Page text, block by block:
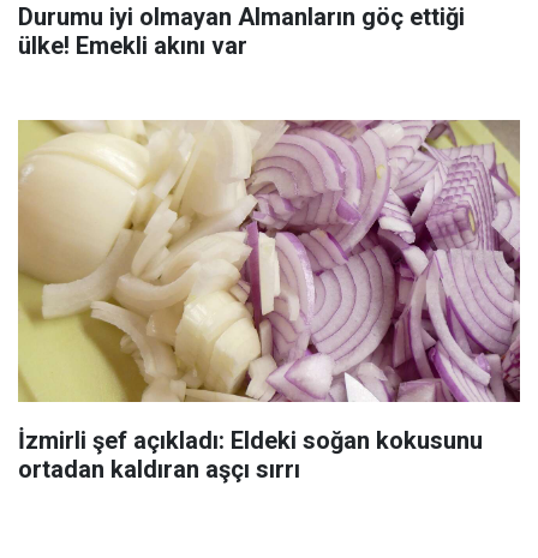
Durumu iyi olmayan Almanların göç ettiği
ülke! Emekli akını var
İzmirli şef açıkladı: Eldeki soğan kokusunu
ortadan kaldıran aşçı sırrı